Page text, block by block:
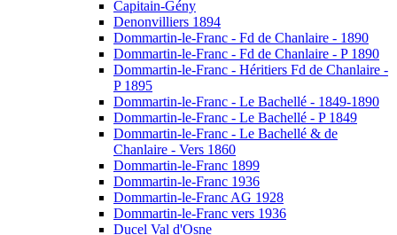
Capitain-Gény
Denonvilliers 1894
Dommartin-le-Franc - Fd de Chanlaire - 1890
Dommartin-le-Franc - Fd de Chanlaire - P 1890
Dommartin-le-Franc - Héritiers Fd de Chanlaire -
P 1895
Dommartin-le-Franc - Le Bachellé - 1849-1890
Dommartin-le-Franc - Le Bachellé - P 1849
Dommartin-le-Franc - Le Bachellé & de
Chanlaire - Vers 1860
Dommartin-le-Franc 1899
Dommartin-le-Franc 1936
Dommartin-le-Franc AG 1928
Dommartin-le-Franc vers 1936
Ducel Val d'Osne